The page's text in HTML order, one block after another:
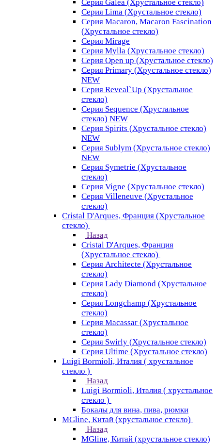
Серия Galea (Хрустальное стекло)
Серия Lima (Хрустальное стекло)
Серия Macaron, Macaron Fascination
(Хрустальное стекло)
Серия Mirage
Серия Mylla (Хрустальное стекло)
Серия Open up (Хрустальное стекло)
Серия Primary (Хрустальное стекло)
NEW
Серия Reveal`Up (Хрустальное
стекло)
Серия Sequence (Хрустальное
стекло) NEW
Серия Spirits (Хрустальное стекло)
NEW
Серия Sublym (Хрустальное стекло)
NEW
Серия Symetrie (Хрустальное
стекло)
Серия Vigne (Хрустальное стекло)
Серия Villeneuve (Хрустальное
стекло)
Cristal D'Arques, Франция (Хрустальное
стекло)
Назад
Cristal D'Arques, Франция
(Хрустальное стекло)
Серия Architecte (Хрустальное
стекло)
Серия Lady Diamond (Хрустальное
стекло)
Серия Longchamp (Хрустальное
стекло)
Серия Macassar (Хрустальное
стекло)
Серия Swirly (Хрустальное стекло)
Серия Ultime (Хрустальное стекло)
Luigi Bormioli, Италия ( хрустальное
стекло )
Назад
Luigi Bormioli, Италия ( хрустальное
стекло )
Бокалы для вина, пива, рюмки
MGline, Китай (хрустальное стекло)
Назад
MGline, Китай (хрустальное стекло)